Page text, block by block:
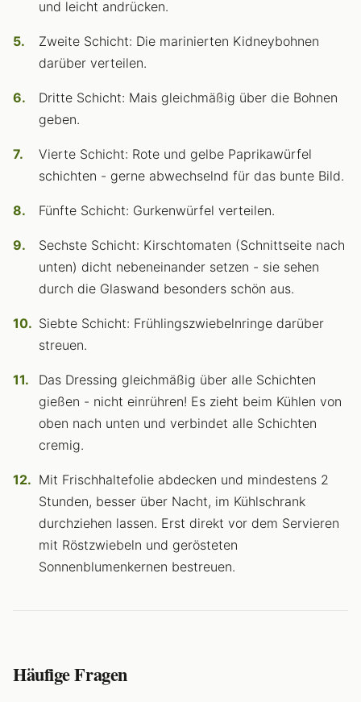
und leicht andrücken.
Zweite Schicht: Die marinierten Kidneybohnen
darüber verteilen.
Dritte Schicht: Mais gleichmäßig über die Bohnen
geben.
Vierte Schicht: Rote und gelbe Paprikawürfel
schichten - gerne abwechselnd für das bunte Bild.
Fünfte Schicht: Gurkenwürfel verteilen.
Sechste Schicht: Kirschtomaten (Schnittseite nach
unten) dicht nebeneinander setzen - sie sehen
durch die Glaswand besonders schön aus.
Siebte Schicht: Frühlingszwiebelnringe darüber
streuen.
Das Dressing gleichmäßig über alle Schichten
gießen - nicht einrühren! Es zieht beim Kühlen von
oben nach unten und verbindet alle Schichten
cremig.
Mit Frischhaltefolie abdecken und mindestens 2
Stunden, besser über Nacht, im Kühlschrank
durchziehen lassen. Erst direkt vor dem Servieren
mit Röstzwiebeln und gerösteten
Sonnenblumenkernen bestreuen.
Häufige Fragen